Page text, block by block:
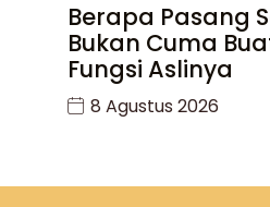
Berapa Pasang
Bukan Cuma
Fungsi Aslinya
8 Agustus 2026